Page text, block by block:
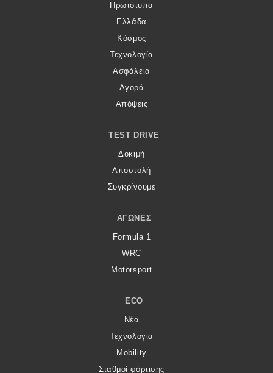
Πρωτότυπα
Ελλάδα
Κόσμος
Τεχνολογία
Ασφάλεια
Αγορά
Απόψεις
TEST DRIVE
Δοκιμή
Αποστολή
Συγκρίνουμε
ΑΓΏΝΕΣ
Formula 1
WRC
Motorsport
ECO
Νέα
Τεχνολογία
Mobility
Σταθμοί φόρτισης